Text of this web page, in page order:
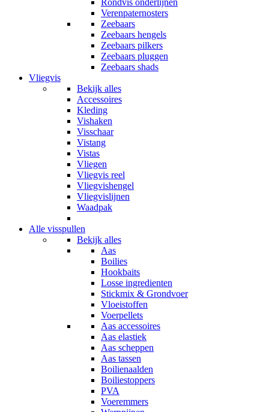
Rondvis onderlijnen
Verenpaternosters
Zeebaars
Zeebaars hengels
Zeebaars pilkers
Zeebaars pluggen
Zeebaars shads
Vliegvis
Bekijk alles
Accessoires
Kleding
Vishaken
Visschaar
Vistang
Vistas
Vliegen
Vliegvis reel
Vliegvishengel
Vliegvislijnen
Waadpak
Alle visspullen
Bekijk alles
Aas
Boilies
Hookbaits
Losse ingredienten
Stickmix & Grondvoer
Vloeistoffen
Voerpellets
Aas accessoires
Aas elastiek
Aas scheppen
Aas tassen
Boilienaalden
Boiliestoppers
PVA
Voeremmers